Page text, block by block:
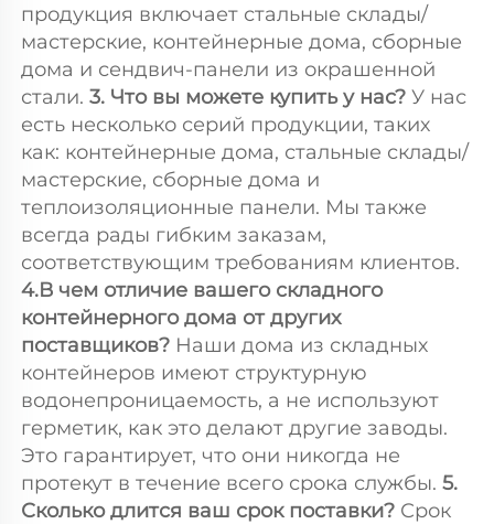
продукция включает стальные склады/
мастерские, контейнерные дома, сборные
дома и сендвич-панели из окрашенной
стали. 3. Что вы можете купить у нас? У нас
есть несколько серий продукции, таких
как: контейнерные дома, стальные склады/
мастерские, сборные дома и
теплоизоляционные панели. Мы также
всегда рады гибким заказам,
4.В чем отличие вашего складного
контейнерного дома от других
поставщиков? Наши дома из складных
контейнеров имеют структурную
водонепроницаемость, а не используют
герметик, как это делают другие заводы.
Это гарантирует, что они никогда не
протекут в течение всего срока службы. 5.
Сколько длится ваш срок поставки? Срок